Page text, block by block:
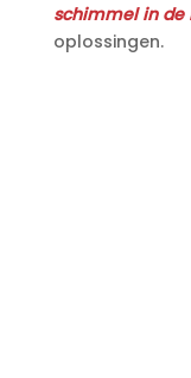
schimmel in de
oplossingen.​